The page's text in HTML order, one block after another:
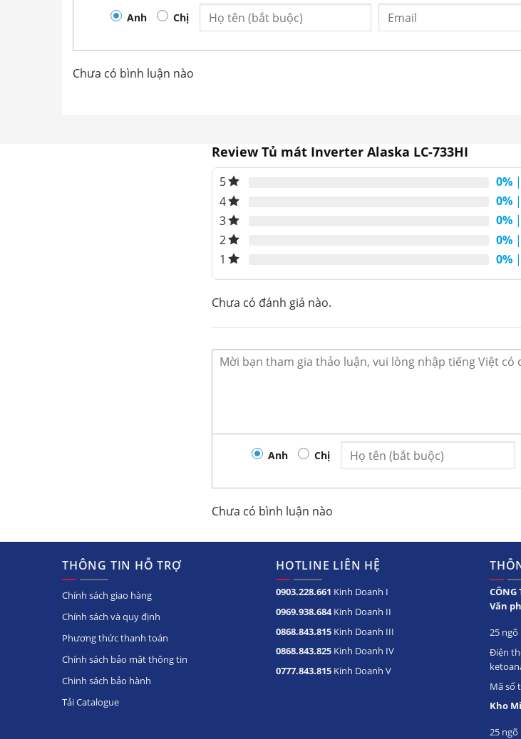
Tủ mát Inverter 382 lít Alaska LC-733HI công suất 285W
Tủ mát Inverter Alaska LC-733HIlà dòngtủ mát siêu thị
áp dụng công nghệ Inverter tiết kiệm điện năng.Tủ mát LC-
kệ để đồ, dung tích 382L, công suất 285W và điện năng tiêu thụ 2.3KW-h/24h .
chuyên dụng cho việc bảo quản và trưng bày sản phẩm, phù hợp với các quán ăn,
ở phía trên hộp đèn và trong lòng tủ
Hơi nóng lan tỏa xung quanh khung cửa nhằm ngăn cản tối đa việc đọng
Làm lạnh bằng quạt. Đảm bảo độ lạnh được lan tỏa đều bên trong tủ, làm
Cửa tự đóng với góc 90 độ. Giảm thiểu sự xáo trộn nhiệt và thoát hơi của khí
kiệm điện
Mặt kính luôn trong suốt trong điều kiện môi trường có độ ẩm cao.
Lóc máyInverter
Nước thừa xã vào khay nước sẽ tự bốc hơi
Kệ tủ Tủ Mát
Bánh xe chân tủ chắc chắn, những bánh xe phía trước có khóa
Anh Chị
Chưa có bình luận nào
Review Tủ mát Inverter Alaska LC-733HI
5 0%
4
0%
3
0%
2
0%
1
0%
Chưa có đánh giá nào.
Anh Chị
Chưa có bình luận nào
THÔNG TIN HỖ TRỢ
Chính sách giao hàng
Chính sách và quy định
Phương thức thanh toán
Chính sách bảo mật thông tin
Chinh sách bảo hành
Tải Catalogue
HOTLINE LIÊN HỆ
0903.228.661 Kinh Doanh I
0969.938.684Kinh Doanh II
0868.843.815 Kinh Doanh III
0868.843.825 Kinh Doanh IV
0777.843.815 Kinh Doanh V
CÔNG
Văn
25 ngõ
Điện
Mã số
Kho
25 ngõ